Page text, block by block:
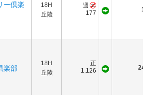
ー倶楽
18H
丘陵
週
177
楽部
18H
丘陵
正
1,126